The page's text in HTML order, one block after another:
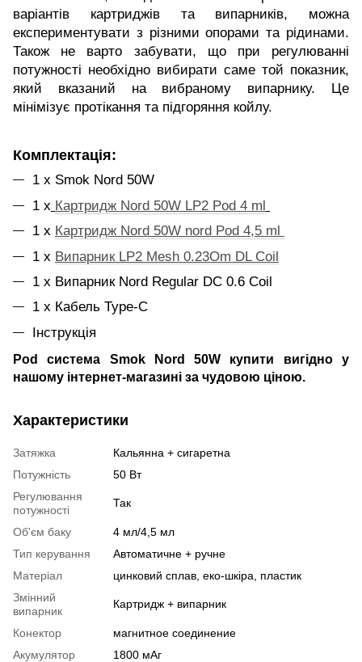
варіантів картриджів та випарників, можна
експериментувати з різними опорами та рідинами.
Також не варто забувати, що при регулюванні
потужності необхідно вибирати саме той показник,
який вказаний на вибраному випарнику. Це
мінімізує протікання та підгоряння койлу.
Комплектація:
1 х Smok Nord 50W
1 х Картридж Nord 50W LP2 Pod 4 ml
1 х Картридж Nord 50W nord Pod 4,5 ml
1 х Випарник LP2 Mesh 0.23Om DL Coil
1 х Випарник Nord Regular DC 0.6 Coil
1 х Кабель Type-C
Інструкція
Pod система Smok Nord 50W купити вигідно у
нашому інтернет-магазині за чудовою ціною.
Характеристики
Затяжка
Кальянна + сигаретна
Потужність
50 Вт
Регулювання
потужності
Так
Об'єм баку
4 мл/4,5 мл
Тип керування
Автоматичне + ручне
Матеріал
цинковий сплав, еко-шкіра, пластик
Змінний
випарник
Картридж + випарник
Конектор
магнитное соединение
Акумулятор
1800 мАг